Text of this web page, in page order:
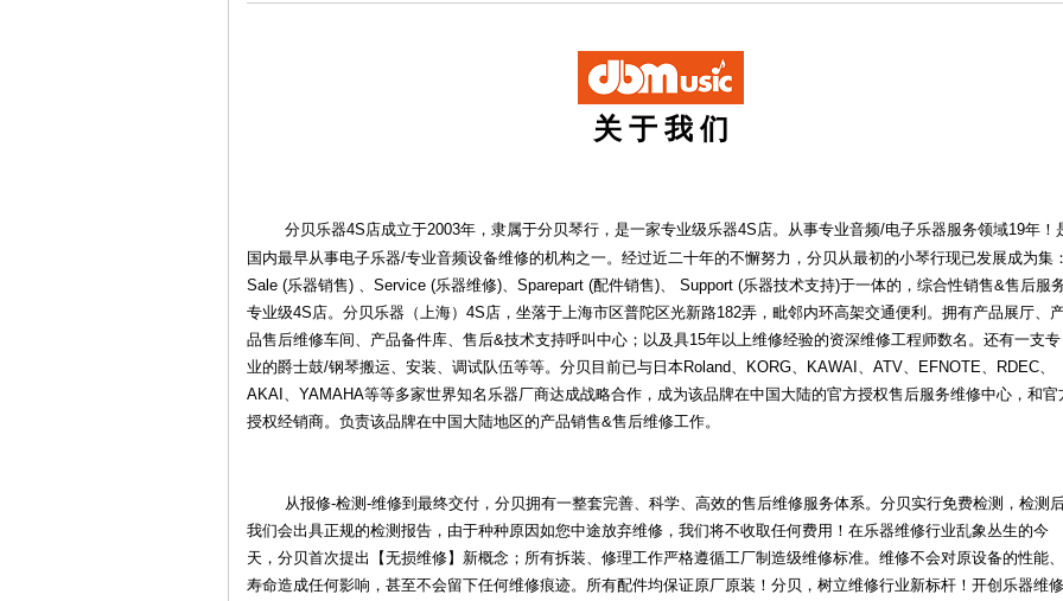
关 于 我 们
分贝乐器4S店成立于2003年，隶属于分贝琴行，是一家专业级乐器4S店。从事专业音频/电子乐器服务领域19年！
国内最早从事电子乐器/专业音频设备维修的机构之一。经过近二十年的不懈努力，分贝从最初的小琴行现已发展成为集：
Sale (乐器销售) 、Service (乐器维修)、Sparepart (配件销售)、 Support (乐器技术支持)于一体的，综合性销售&售后服
专业级4S店。分贝乐器（上海）4S店，坐落于上海市区普陀区光新路182弄，毗邻内环高架交通便利。拥有产品展厅、
品售后维修车间、产品备件库、售后&技术支持呼叫中心；以及具15年以上维修经验的资深维修工程师数名。还有一支专
业的爵士鼓/钢琴搬运、安装、调试队伍等等。分贝目前已与日本Roland、KORG、KAWAI、ATV、EFNOTE、RDEC、
AKAI、YAMAHA等等多家世界知名乐器厂商达成战略合作，成为该品牌在中国大陆的官方授权售后服务维修中心，和官
授权经销商。负责该品牌在中国大陆地区的产品销售&售后维修工作。
从报修-检测-维修到最终交付，分贝拥有一整套完善、科学、高效的售后维修服务体系。分贝实行免费检测，检测
我们会出具正规的检测报告，由于种种原因如您中途放弃维修，我们将不收取任何费用！在乐器维修行业乱象丛生的今
天，分贝首次提出【无损维修】新概念；所有拆装、修理工作严格遵循工厂制造级维修标准。维修不会对原设备的性能、
寿命造成任何影响，甚至不会留下任何维修痕迹。所有配件均保证原厂原装！分贝，树立维修行业新标杆！开创乐器维修